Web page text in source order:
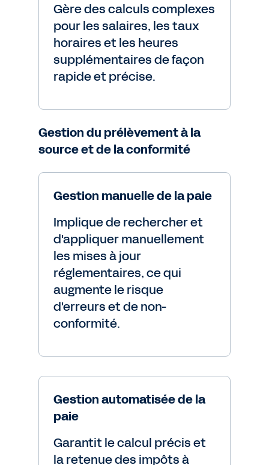
Gère des calculs complexes
pour les salaires, les taux
horaires et les heures
supplémentaires de façon
rapide et précise.
Gestion du prélèvement à la
source et de la conformité
Gestion manuelle de la paie
Implique de rechercher et
d'appliquer manuellement
les mises à jour
réglementaires, ce qui
augmente le risque
d'erreurs et de non-
conformité.
Gestion automatisée de la
paie
Garantit le calcul précis et
la retenue des impôts à